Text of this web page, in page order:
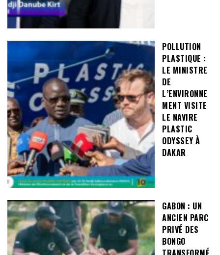
POLLUTION
PLASTIQUE :
LE MINISTRE
DE
L’ENVIRONNE
MENT VISITE
LE NAVIRE
PLASTIC
ODYSSEY À
DAKAR
GABON : UN
ANCIEN PARC
PRIVÉ DES
BONGO